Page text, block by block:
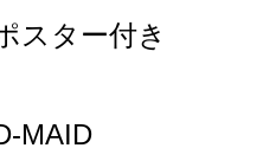
スター付き
MAID